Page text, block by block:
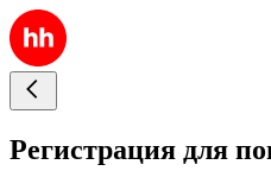
Регистрация для